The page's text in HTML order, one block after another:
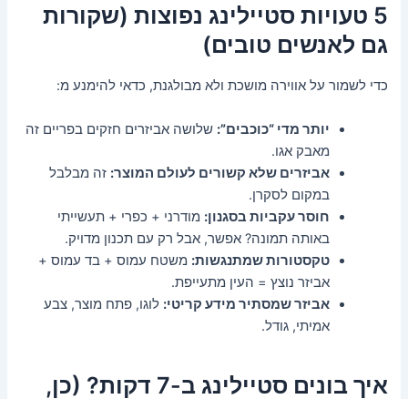
5 טעויות סטיילינג נפוצות (שקורות
גם לאנשים טובים)
כדי לשמור על אווירה מושכת ולא מבולגנת, כדאי להימנע מ:
יותר מדי “כוכבים”: שלושה אביזרים חזקים בפריים זה
מאבק אגו.
אביזרים שלא קשורים לעולם המוצר: זה מבלבל
במקום לסקרן.
חוסר עקביות בסגנון: מודרני + כפרי + תעשייתי
באותה תמונה? אפשר, אבל רק עם תכנון מדויק.
טקסטורות שמתנגשות: משטח עמוס + בד עמוס +
אביזר נוצץ = העין מתעייפת.
אביזר שמסתיר מידע קריטי: לוגו, פתח מוצר, צבע
אמיתי, גודל.
איך בונים סטיילינג ב-7 דקות? (כן,